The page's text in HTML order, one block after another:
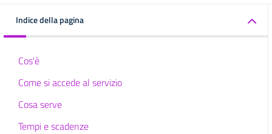
Indice della pagina
Cos'è
Come si accede al servizio
Cosa serve
Tempi e scadenze